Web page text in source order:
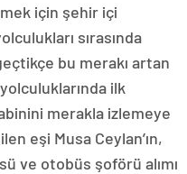
için şehir içi
sırasında
bu merakı artan
ilk
merakla izlemeye
eşi Musa Ceylan’ın,
ve otobüs şoförü alımı